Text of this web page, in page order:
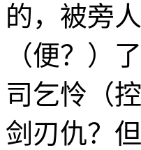
的，被旁
（便？）
司乞怜（
剑刃仇？